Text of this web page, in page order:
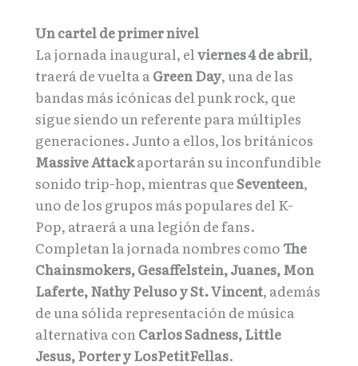
Un cartel de primer nivel
La jornada inaugural, el viernes 4 de abril,
traerá de vuelta a Green Day, una de las
bandas más icónicas del punk rock, que
sigue siendo un referente para múltiples
generaciones. Junto a ellos, los británicos
Massive Attackaportarán su inconfundible
sonido trip-hop, mientras queSeventeen,
uno de los grupos más populares del K-
Pop, atraerá a una legión de fans.
Completan la jornada nombres como The
Chainsmokers, Gesaffelstein, Juanes, Mon
Laferte, Nathy Peluso y St. Vincent, además
de una sólida representación de música
alternativa con Carlos Sadness, Little
Jesus, Porter y LosPetitFellas.